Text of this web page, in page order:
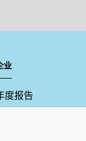
业
度报告